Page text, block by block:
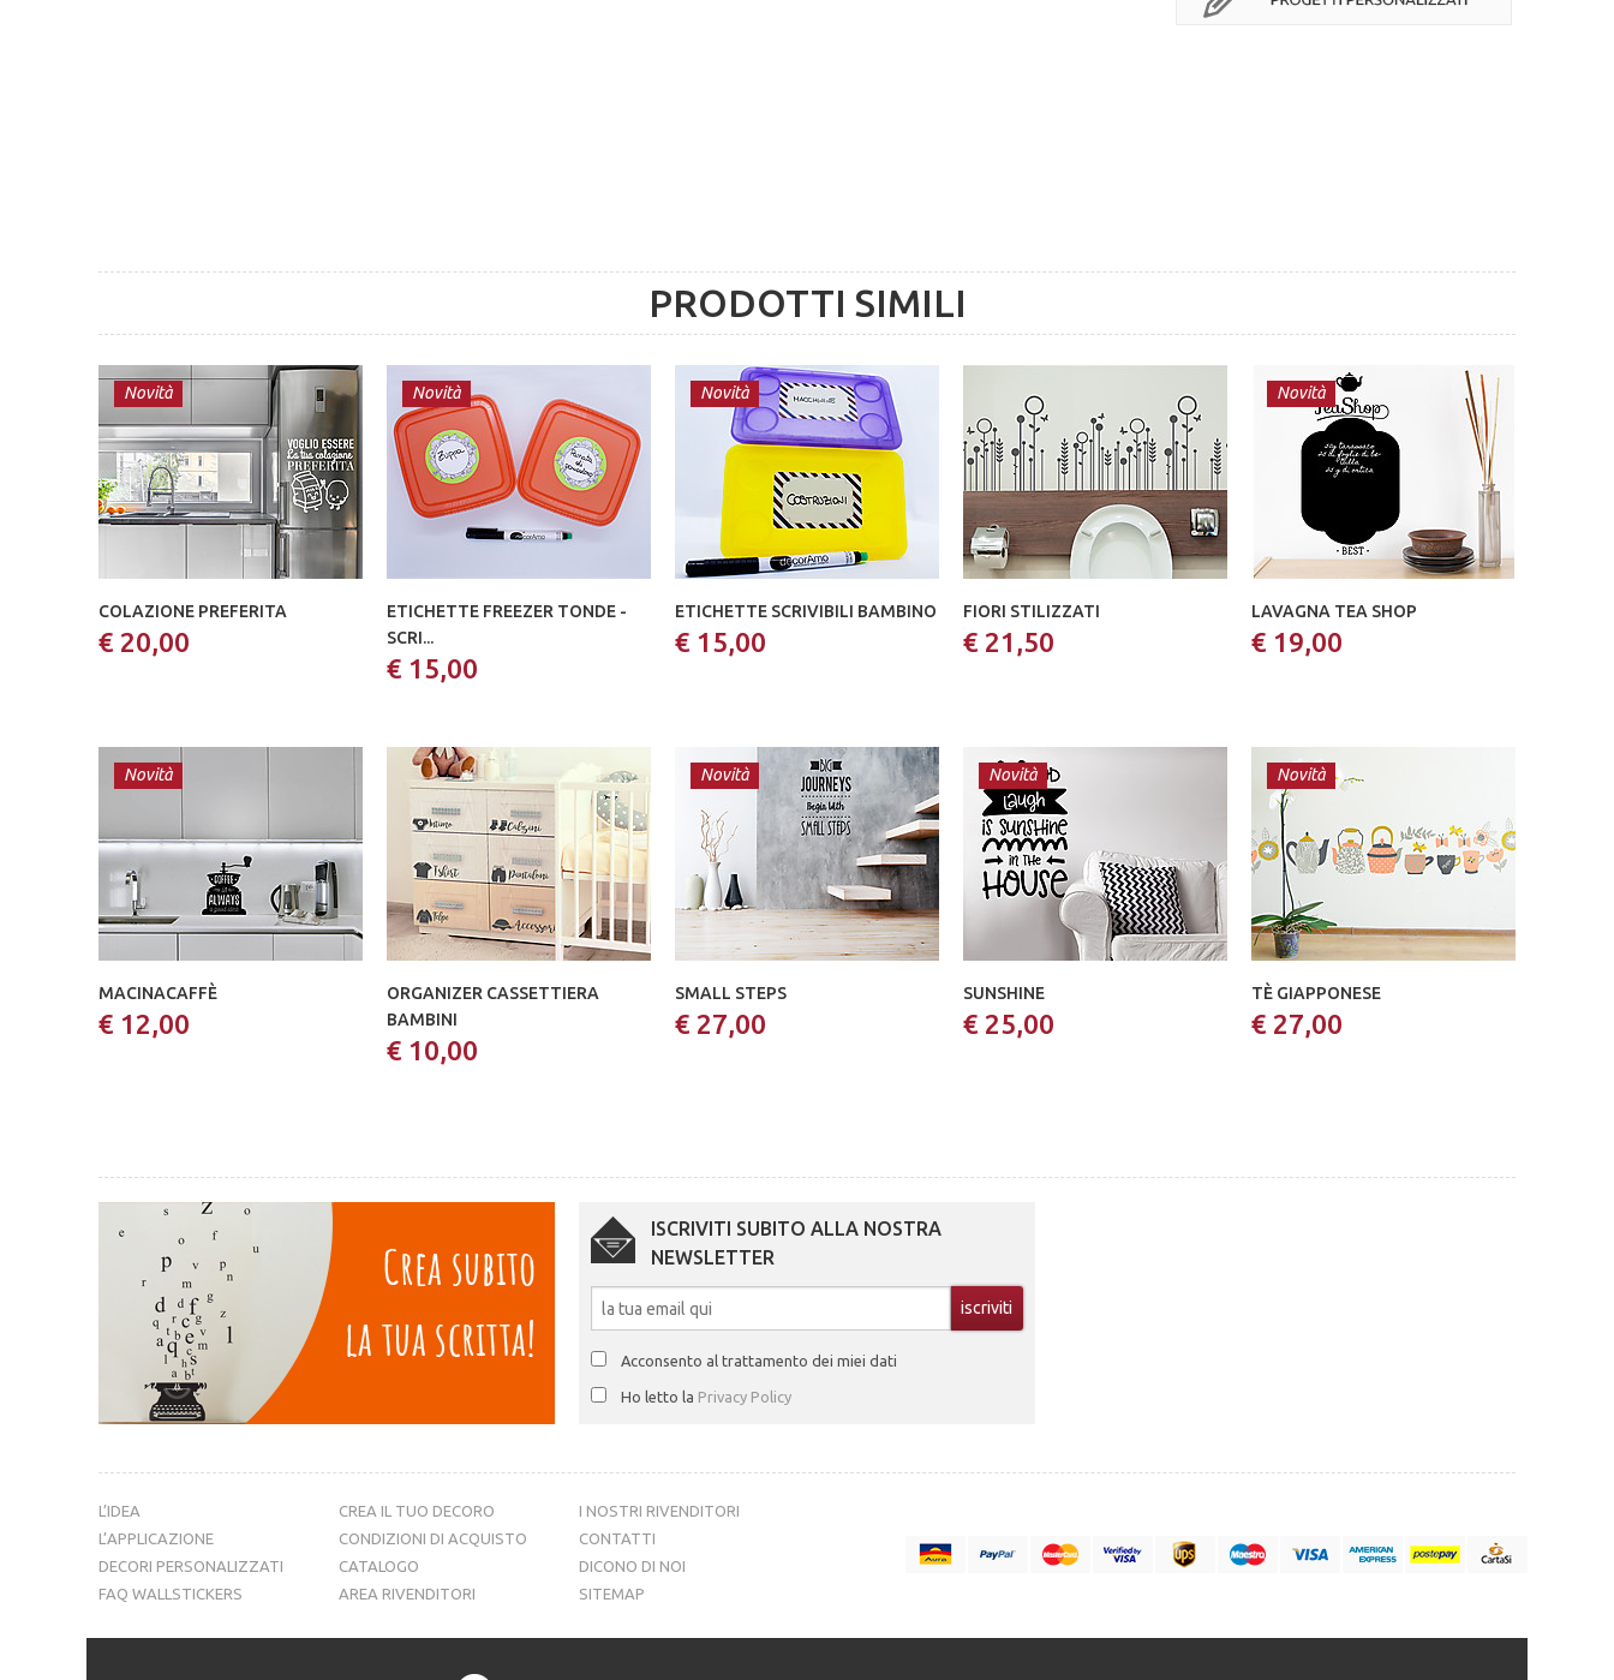
PRODOTTI SIMILI
Novità
COLAZIONE PREFERITA
€ 20,00
Novità
ETICHETTE FREEZER TONDE -
SCRI...
€ 15,00
Novità
ETICHETTE SCRIVIBILI BAMBINO
€ 15,00
FIORI STILIZZATI
€ 21,50
Novità
LAVAGNA TEA SHOP
€ 19,00
Novità
MACINACAFFÈ
€ 12,00
ORGANIZER CASSETTIERA
BAMBINI
€ 10,00
Novità
SMALL STEPS
€ 27,00
Novità
SUNSHINE
€ 25,00
Novità
TÈ GIAPPONESE
€ 27,00
ISCRIVITI SUBITO ALLA NOSTRA
NEWSLETTER
Acconsento al trattamento dei miei dati
Ho letto la Privacy Policy
L’IDEA
L’APPLICAZIONE
DECORI PERSONALIZZATI
FAQ WALLSTICKERS
CREA IL TUO DECORO
CONDIZIONI DI ACQUISTO
CATALOGO
AREA RIVENDITORI
I NOSTRI RIVENDITORI
CONTATTI
DICONO DI NOI
SITEMAP